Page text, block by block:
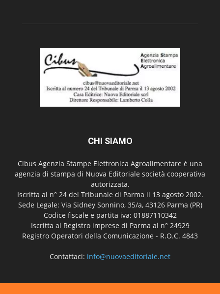
CHI SIAMO
Cibus Agenzia Stampe Elettronica Agroalimentare è una
agenzia di stampa di Nuova Editoriale società cooperativa
autorizzata.
Iscritta al n° 24 del Tribunale di Parma il 13 agosto 2002.
Sede Legale: Via Sidney Sonnino, 35/a, 43126 Parma (PR)
Codice fiscale e partita iva: 01887110342
Iscritta al Registro imprese di Parma al n° 24929
Registro Operatori della Comunicazione - R.O.C. 4843
Contattaci: info@nuovaeditoriale.net